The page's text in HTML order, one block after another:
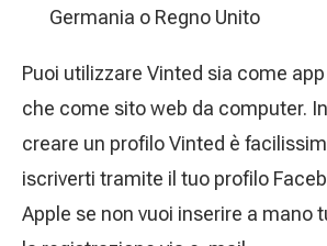
Germania o Regno Unito
Puoi utilizzare Vinted sia come
che come sito web da computer.
creare un profilo Vinted è
iscriverti tramite il tuo profilo
Apple se non vuoi inserire a mano